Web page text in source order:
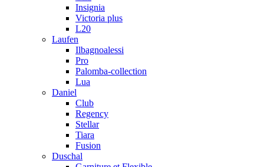
Insignia
Victoria plus
L20
Laufen
Ilbagnoalessi
Pro
Palomba-collection
Lua
Daniel
Club
Regency
Stellar
Tiara
Fusion
Duschal